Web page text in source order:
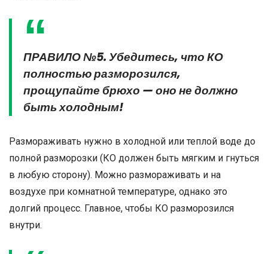
ПРАВИЛО №5. Убедитесь, что КО
полностью разморозился,
прощупайте брюхо — оно не должно
быть холодным!
Размораживать нужно в холодной или теплой воде до
полной разморозки (КО должен быть мягким и гнуться
в любую сторону). Можно размораживать и на
воздухе при комнатной температуре, однако это
долгий процесс. Главное, чтобы КО разморозился
внутри.